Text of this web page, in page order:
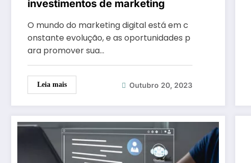
investimentos de marketing
O mundo do marketing digital está em c
onstante evolução, e as oportunidades p
ara promover sua…
Leia mais Outubro 20, 2023